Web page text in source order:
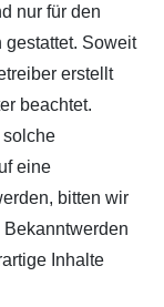
nur für den
gestattet. Soweit
erstellt
beachtet.
solche
eine
bitten wir
Inhalte